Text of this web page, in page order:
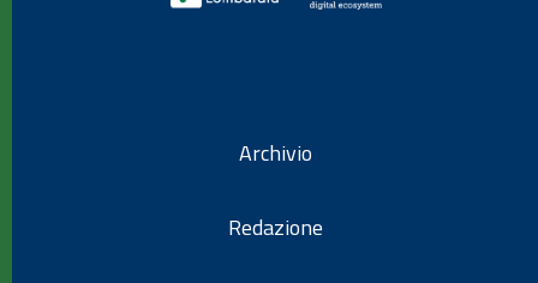
Archivio
Redazione